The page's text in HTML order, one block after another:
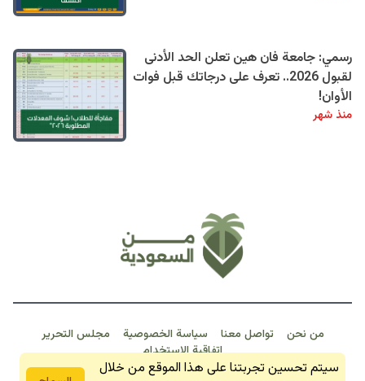
خبـر عـاجـل
رسمي: جامعة فان هين تعلن الحد الأدنى
لقبول 2026.. تعرف على درجاتك قبل فوات
الأوان!
منذ شهر
من نحن تواصل معنا سياسة الخصوصية
مجلس التحرير
اتفاقية الاستخدام
سيتم تحسين تجربتنا على هذا الموقع من خلال